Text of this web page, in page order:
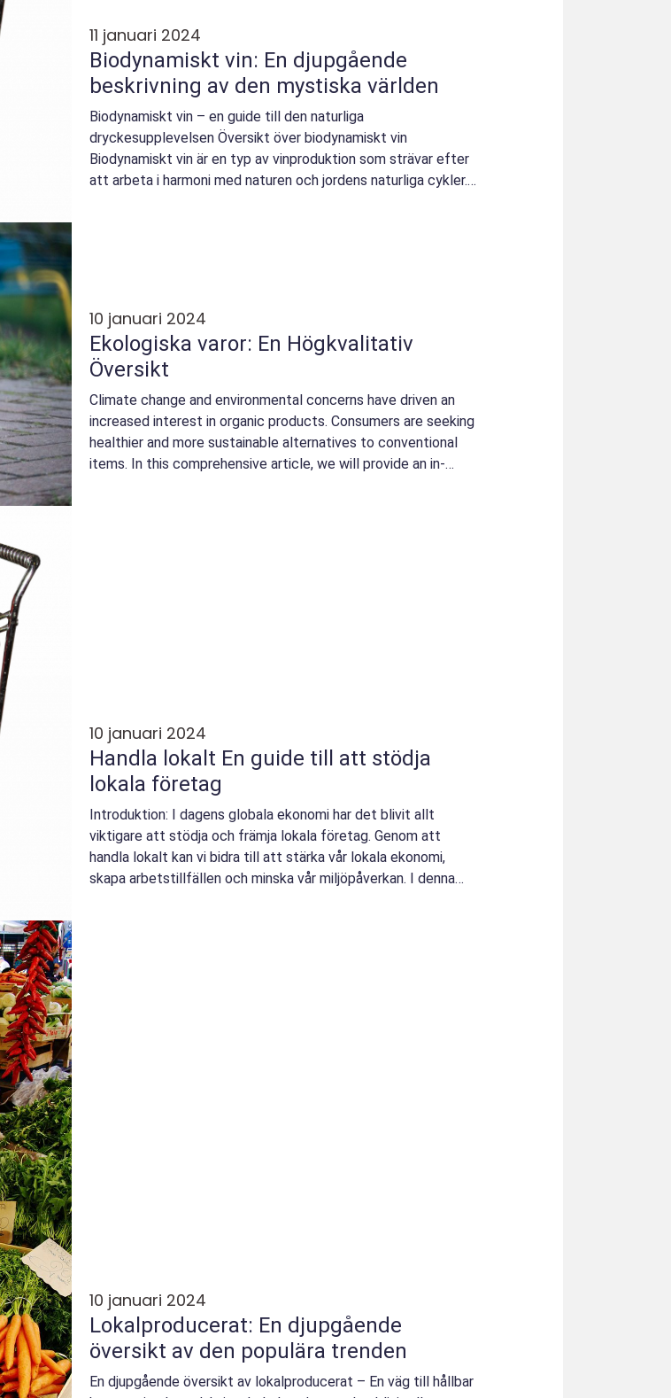
11 januari 2024
Biodynamiskt vin: En djupgående
beskrivning av den mystiska världen
Biodynamiskt vin – en guide till den naturliga
dryckesupplevelsen Översikt över biodynamiskt vin
Biodynamiskt vin är en typ av vinproduktion som strävar efter
att arbeta i harmoni med naturen och jordens naturliga cykler.
10 januari 2024
Ekologiska varor: En Högkvalitativ
Översikt
Climate change and environmental concerns have driven an
increased interest in organic products. Consumers are seeking
healthier and more sustainable alternatives to conventional
items. In this comprehensive article, we will provide an in-
10 januari 2024
Handla lokalt En guide till att stödja
lokala företag
Introduktion: I dagens globala ekonomi har det blivit allt
viktigare att stödja och främja lokala företag. Genom att
handla lokalt kan vi bidra till att stärka vår lokala ekonomi,
skapa arbetstillfällen och minska vår miljöpåverkan. I denna
10 januari 2024
Lokalproducerat: En djupgående
översikt av den populära trenden
En djupgående översikt av lokalproducerat – En väg till hållbar